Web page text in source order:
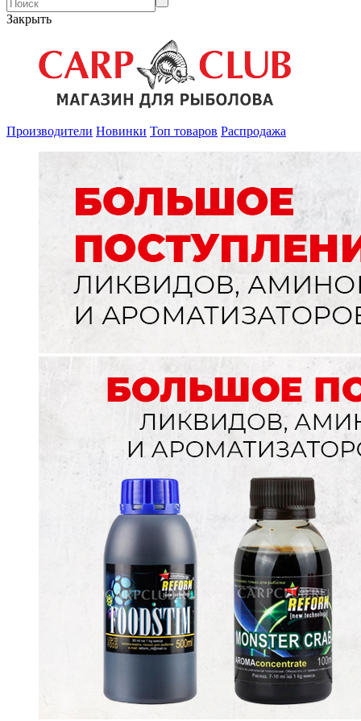
Закрыть
Производители Новинки Топ товаров Распродажа